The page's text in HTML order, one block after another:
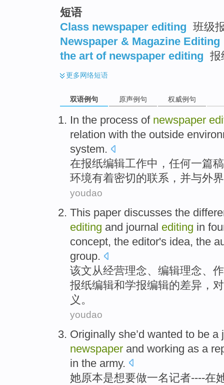
短语
Class newspaper editing 班级
Newspaper & Magazine Editing
the art of newspaper editing 报
更多网络短语
双语例句 原声例句 权威例句
In the process of newspaper
relation with the outside
system.
在报纸编辑工作中 ， 任何一篇
环境有着密切的联系， 并与外
youdao
This paper discusses the
editing and journal editing in
concept, the editor's idea, the
group.
该文从经营理念、 编辑理念、
报纸编辑和学报编辑的差异 ，
义。
youdao
Originally she’d wanted to be a
newspaper and working as a
in the army.
她原本是想要做一名记者----在